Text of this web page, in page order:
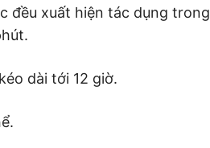
đều xuất hiện tác dụng trong
dài tới 12 giờ.